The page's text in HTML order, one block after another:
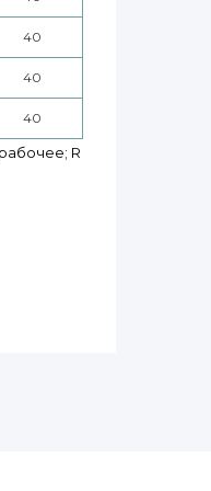
40
40
40
R